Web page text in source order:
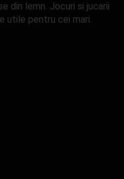
din lemn. Jocuri si jucarii
utile pentru cei mari.